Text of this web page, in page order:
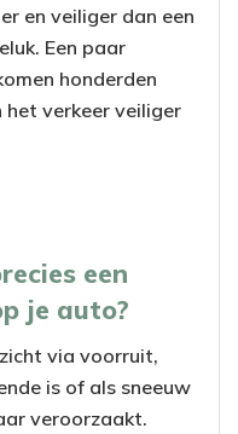
en veiliger dan een
Een paar
honderden
het verkeer veiliger
een
je auto?
via voorruit,
is of als sneeuw
veroorzaakt.